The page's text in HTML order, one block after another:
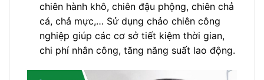
chiên hành khô, chiên đậu phộng, chiên chả
cá, chả mực,… Sử dụng chảo chiên công
nghiệp giúp các cơ sở tiết kiệm thời gian,
chi phí nhân công, tăng năng suất lao động.